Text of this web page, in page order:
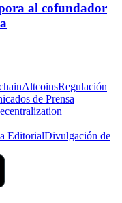
al cofundador
AltcoinsRegulación
de Prensa
EditorialDivulgación de